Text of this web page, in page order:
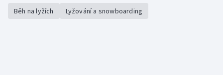
Běh na lyžích Lyžování a snowboarding